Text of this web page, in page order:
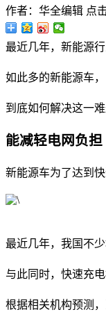
作者：华全编辑 点
最近几年，新能源
如此多的新能源车
到底如何解决这一
能减轻电网负担
新能源车为了达到
最近几年，我国不
与此同时，快速充
根据相关机构预测